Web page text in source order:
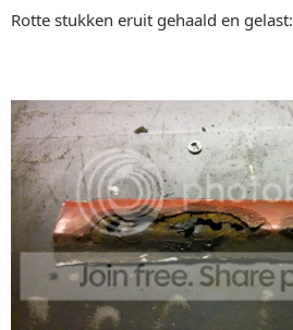
t
m
Rotte stukken eruit gehaald en gelast: